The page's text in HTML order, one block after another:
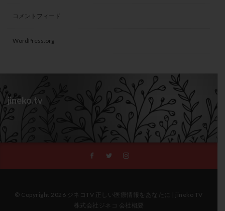
コメントフィード
WordPress.org
jineko.tv
© Copyright 2026 ジネコTV 正しい医療情報をあなたに | jineko TV
株式会社ジネコ 会社概要